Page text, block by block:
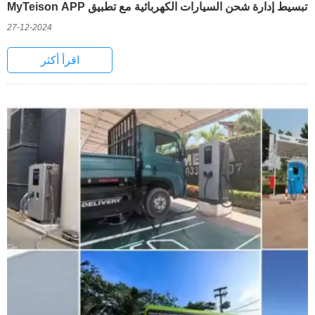
تبسيط إدارة شحن السيارات الكهربائية مع تطبيق MyTeison APP
27-12-2024
اقرأ أكثر